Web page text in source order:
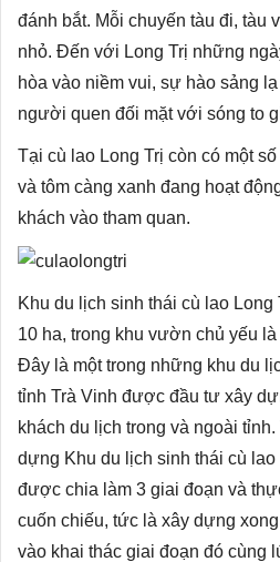
đánh bắt. Mỗi chuyến tàu đi, tàu
nhỏ. Đến với Long Trị những
hòa vào niềm vui, sự hào sảng
người quen đối mặt với sóng to
Tại cù lao Long Trị còn có một
và tôm càng xanh đang hoạt
khách vào tham quan.
Khu du lịch sinh thái cù lao Long
10 ha, trong khu vườn chủ yếu
Đây là một trong những khu du
tỉnh Trà Vinh được đầu tư xây
khách du lịch trong và ngoài
dựng Khu du lịch sinh thái cù lao
được chia làm 3 giai đoạn và
cuốn chiếu, tức là xây dựng
vào khai thác giai đoạn đó cùng